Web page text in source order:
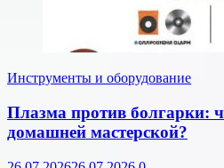
Инструменты и оборудование
Плазма против болгарки:
домашней мастерской?